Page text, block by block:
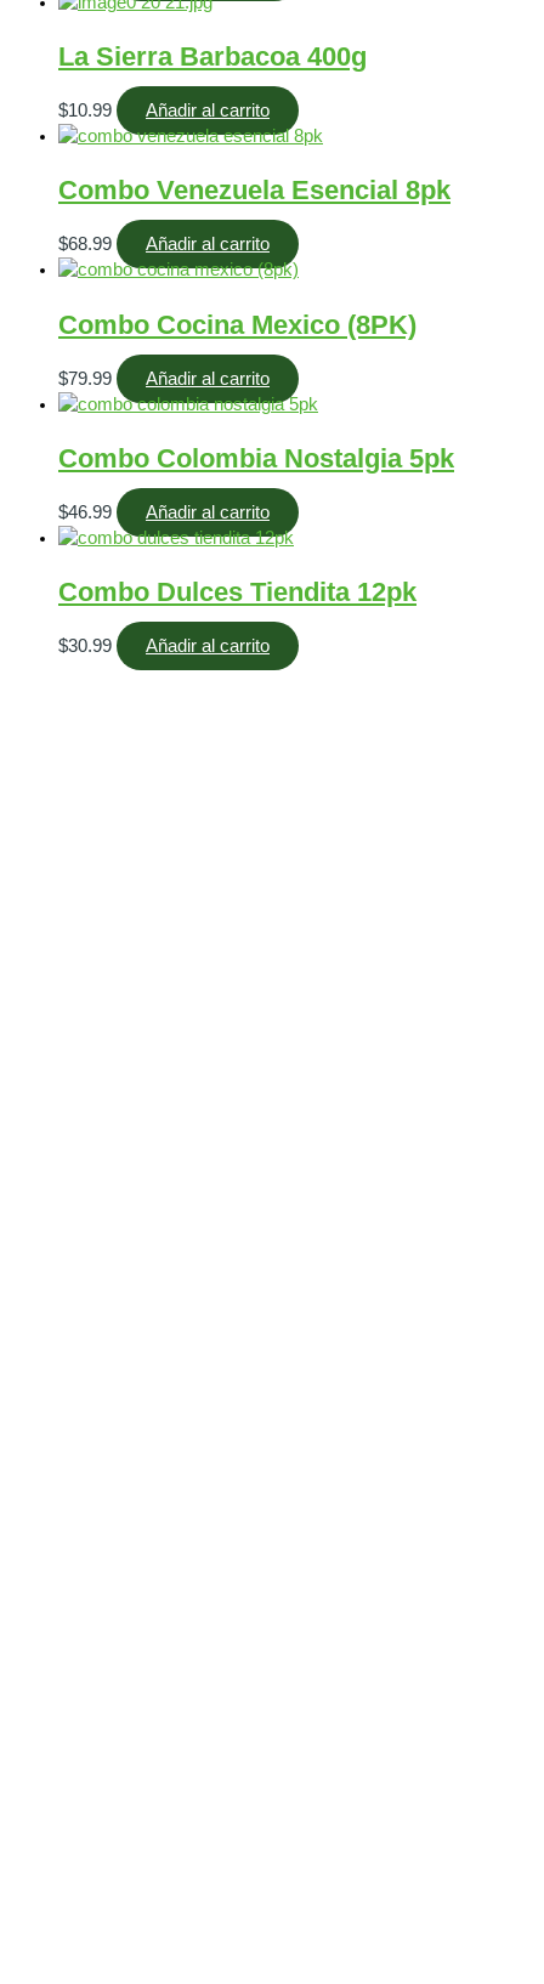
La Sierra Barbacoa 400g
$10.99 Añadir al carrito
Combo Venezuela Esencial 8pk
$68.99 Añadir al carrito
Combo Cocina Mexico (8PK)
$79.99 Añadir al carrito
Combo Colombia Nostalgia 5pk
$46.99 Añadir al carrito
Combo Dulces Tiendita 12pk
$30.99 Añadir al carrito